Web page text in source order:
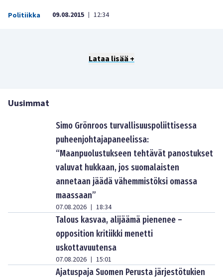
Politiikka 09.08.2015 | 12:34
Lataa lisää +
Uusimmat
Simo Grönroos turvallisuuspoliittisessa
puheenjohtajapaneelissa:
“Maanpuolustukseen tehtävät panostukset
valuvat hukkaan, jos suomalaisten
annetaan jäädä vähemmistöksi omassa
maassaan”
07.08.2026 | 18:34
Talous kasvaa, alijäämä pienenee –
opposition kritiikki menetti
uskottavuutensa
07.08.2026 | 15:01
Ajatuspaja Suomen Perusta järjestötukien